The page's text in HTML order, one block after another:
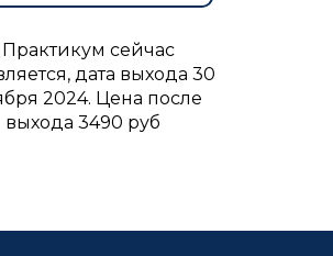
сейчас
дата выхода 30
2024. Цена после
выхода 3490 руб